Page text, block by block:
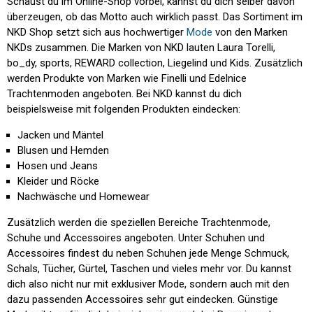
überzeugen, ob das Motto auch wirklich passt. Das Sortiment im
NKD Shop setzt sich aus hochwertiger Mode von den Marken
NKDs zusammen. Die Marken von NKD lauten Laura Torelli,
bo_dy, sports, REWARD collection, Liegelind und Kids. Zusätzlich
werden Produkte von Marken wie Finelli und Edelnice
Trachtenmoden angeboten. Bei NKD kannst du dich
beispielsweise mit folgenden Produkten eindecken:
Jacken und Mäntel
Blusen und Hemden
Hosen und Jeans
Kleider und Röcke
Nachwäsche und Homewear
Zusätzlich werden die speziellen Bereiche Trachtenmode,
Schuhe und Accessoires angeboten. Unter Schuhen und
Accessoires findest du neben Schuhen jede Menge Schmuck,
Schals, Tücher, Gürtel, Taschen und vieles mehr vor. Du kannst
dich also nicht nur mit exklusiver Mode, sondern auch mit den
dazu passenden Accessoires sehr gut eindecken. Günstige